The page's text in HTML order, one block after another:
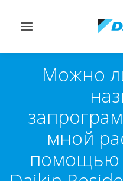
Переключить
Можно
мной
помощью